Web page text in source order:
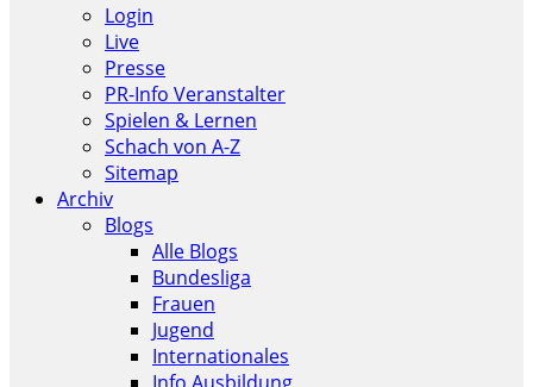
Login
Live
Presse
PR-Info Veranstalter
Spielen & Lernen
Schach von A-Z
Sitemap
Archiv
Blogs
Alle Blogs
Bundesliga
Frauen
Jugend
Internationales